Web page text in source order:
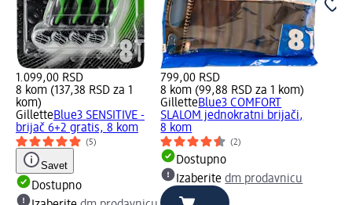
1.099,00 RSD
8 kom (137,38 RSD za 1
kom)
GilletteBlue3 SENSITIVE -
brijač 6+2 gratis, 8 kom
(5)
Savet
Dostupno
799,00 RSD
8 kom (99,88 RSD za 1 kom)
GilletteBlue3 COMFORT
SLALOM jednokratni brijači,
8 kom
(2)
Dostupno
Izaberitedm prodavnicu